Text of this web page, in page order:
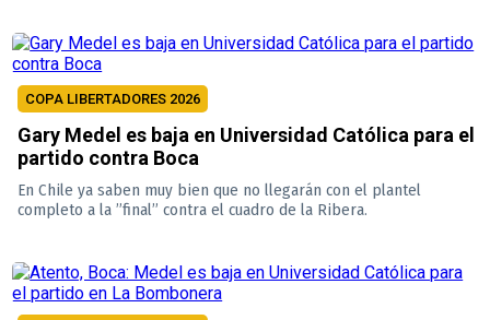
COPA LIBERTADORES 2026
Gary Medel es baja en Universidad Católica para el
partido contra Boca
En Chile ya saben muy bien que no llegarán con el plantel
completo a la ”final” contra el cuadro de la Ribera.